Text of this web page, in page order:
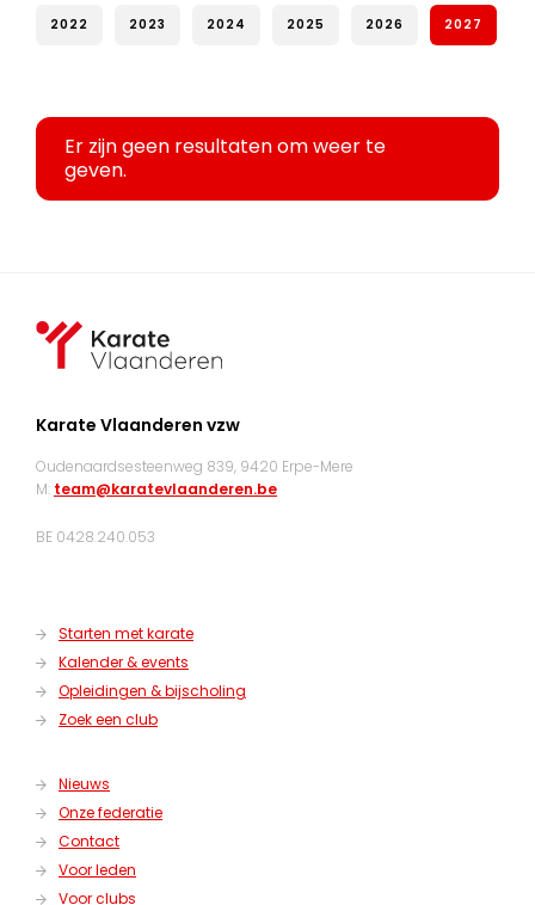
2022 2023 2024 2025 2026 2027
Er zijn geen resultaten om weer te
geven.
Karate Vlaanderen vzw
Oudenaardsesteenweg 839, 9420 Erpe-Mere
M: team@karatevlaanderen.be
BE 0428.240.053
Starten met karate
Kalender & events
Opleidingen & bijscholing
Zoek een club
Nieuws
Onze federatie
Contact
Voor leden
Voor clubs